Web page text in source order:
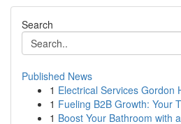
Search
Published News
1 Electrical Services Gordon
1 Fueling B2B Growth: Your
1 Boost Your Bathroom with